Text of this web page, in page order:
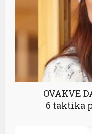
OVAKVE
6 taktika